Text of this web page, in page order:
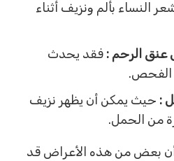
النساء بألم ونزيف أثناء
عنق الرحم : فقد يحدث
الفحص.
: حيث يمكن أن يظهر نزيف
من الحمل.
بعض من هذه الأعراض قد